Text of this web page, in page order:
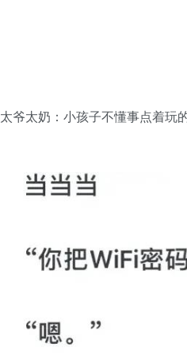
太爷太奶：小孩子不懂事点着玩